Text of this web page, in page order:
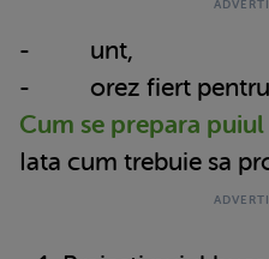
- unt,
- orez fiert pentru
Cum se prepara
Iata cum trebuie sa